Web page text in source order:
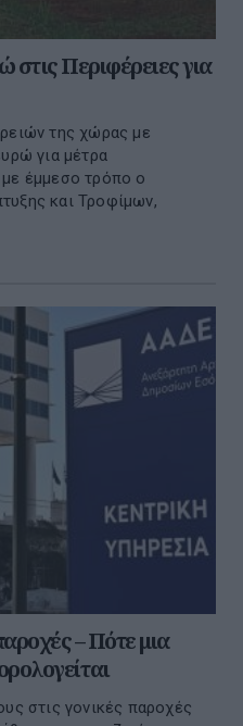
στις Περιφέρειες για
της χώρας με
για μέτρα
με έμμεσο τρόπο ο
και Τροφίμων,
– Πότε μια
στις γονικές παροχές